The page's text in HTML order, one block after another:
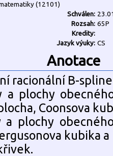
(12101)
Schválen:
Rozsah: 65P
Kredity:
Jazyk výuky: CS
Anotace
racionální B-
a plochy
Coonsova
plochy
kubika